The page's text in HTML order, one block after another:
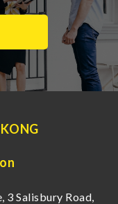
Salisbury Road,